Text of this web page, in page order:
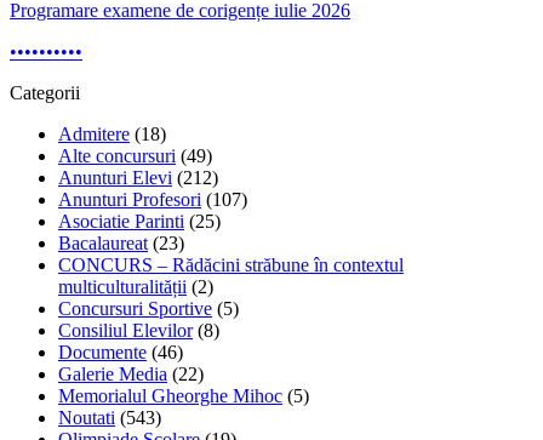
Programare examene de corigențe iulie 2026
••••••••••
Categorii
Admitere (18)
Alte concursuri (49)
Anunturi Elevi (212)
Anunturi Profesori (107)
Asociatie Parinti (25)
Bacalaureat (23)
CONCURS – Rădăcini străbune în contextul
multiculturalității (2)
Concursuri Sportive (5)
Consiliul Elevilor(8)
Documente (46)
Galerie Media (22)
Memorialul Gheorghe Mihoc (5)
Noutati (543)